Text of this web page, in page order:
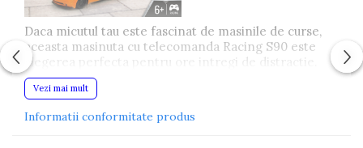
Daca micutul tau este fascinat de masinile de curse,
aceasta masinuta cu telecomanda Racing S90 este
alegerea perfecta pentru ore intregi de distractie.
Designul sportiv, culoarea portocalie intensa si
comenzile usor de utilizat transforma fiecare joaca
Vezi mai mult
Informatii conformitate produs